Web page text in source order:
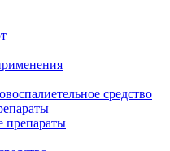
средство
препараты